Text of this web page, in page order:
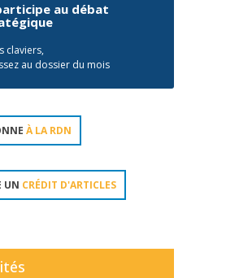
au débat
claviers,
au dossier du mois
À LA RDN
UN CRÉDIT D'ARTICLES